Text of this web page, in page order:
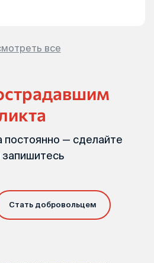
все
— сделайте
Стать добровольцем